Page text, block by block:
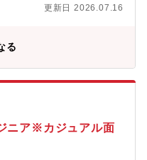
全性の高い職場を目指してい
資格取得時の報償の制度
日本の製造業が抱える深
関与ができます・仮想化、
ェントなど、現在注目さ
の技術開発を通じて、ご
、奈良県）、愛知県、東京
【事業の強み】・預金、譲
し続けることにより、全国
ます。・店舗数…2000年以
ヶ所とネットワークを拡
内基準12.56％と、法令に
大きく上回っています。・
ランクで、株式会社格付投
ーズ社A-と、上位に位置す
戦】京都府は、都道府県
更新日 2026.07.16
る
ニア※カジュアル面